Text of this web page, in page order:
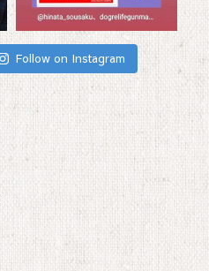
Follow on Instagram